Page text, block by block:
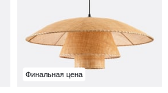
Финальная цена